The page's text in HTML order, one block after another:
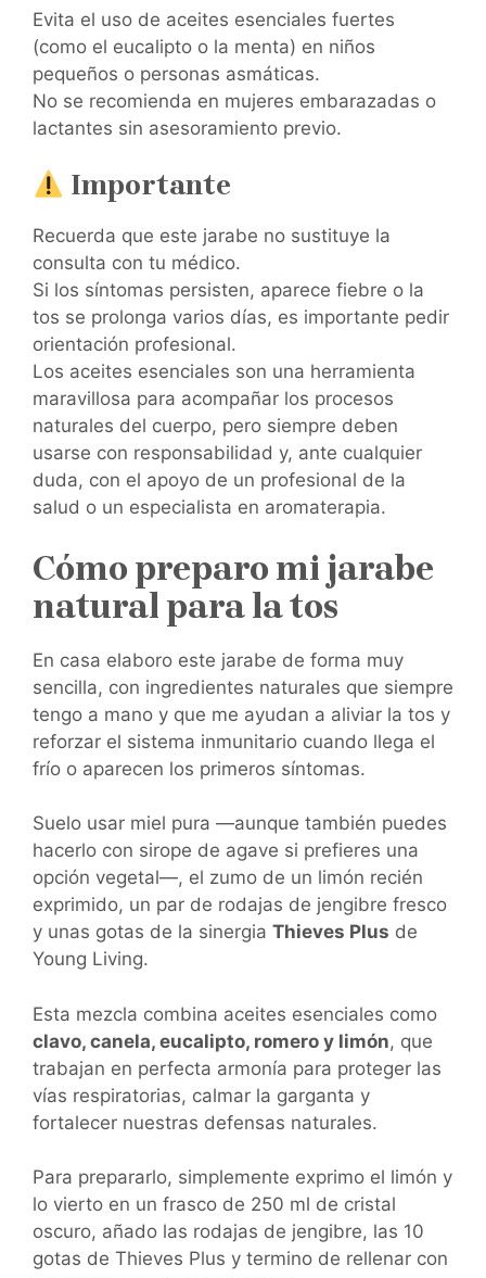
Evita el uso de aceites esenciales fuertes
(como el eucalipto o la menta) en niños
pequeños o personas asmáticas.
No se recomienda en mujeres embarazadas o
lactantes sin asesoramiento previo.
Importante
Recuerda que este jarabe no sustituye la
consulta con tu médico.
Si los síntomas persisten, aparece fiebre o la
tos se prolonga varios días, es importante pedir
orientación profesional.
Los aceites esenciales son una herramienta
maravillosa para acompañar los procesos
naturales del cuerpo, pero siempre deben
usarse con responsabilidad y, ante cualquier
duda, con el apoyo de un profesional de la
salud o un especialista en aromaterapia.
Cómo preparo mi jarabe
natural para la tos
En casa elaboro este jarabe de forma muy
sencilla, con ingredientes naturales que siempre
tengo a mano y que me ayudan a aliviar la tos y
reforzar el sistema inmunitario cuando llega el
frío o aparecen los primeros síntomas.
Suelo usar miel pura —aunque también puedes
hacerlo con sirope de agave si prefieres una
opción vegetal—, el zumo de un limón recién
exprimido, un par de rodajas de jengibre fresco
y unas gotas de la sinergia Thieves Plus de
Young Living.
Esta mezcla combina aceites esenciales como
clavo, canela, eucalipto, romero y limón, que
trabajan en perfecta armonía para proteger las
vías respiratorias, calmar la garganta y
fortalecer nuestras defensas naturales.
Para prepararlo, simplemente exprimo el limón y
lo vierto en un frasco de 250 ml de cristal
oscuro, añado las rodajas de jengibre, las 10
gotas de Thieves Plus y termino de rellenar con